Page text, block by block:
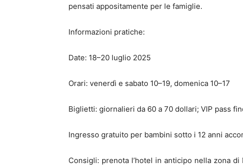
pensati appositamente per le famiglie.
Informazioni pratiche:
Date: 18–20 luglio 2025
Orari: venerdì e sabato 10–19, domenica 10–17
Biglietti: giornalieri da 60 a 70 dollari; VIP pass
Ingresso gratuito per bambini sotto i 12 anni
Consigli: prenota l’hotel in anticipo nella zona